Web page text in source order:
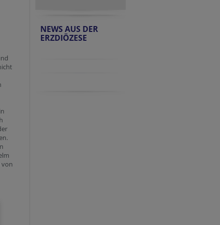
von
NEWS AUS DER
ERZDIÖZESE